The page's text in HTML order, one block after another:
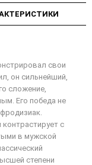
свои
он сильнейший,
сложение,
Его победа не
с
в мужской
степени